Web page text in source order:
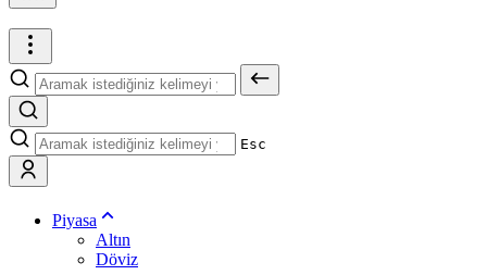
Esc
Piyasa
Altın
Döviz